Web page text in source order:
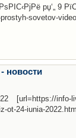
рџ‘„ 9
sovetov-
новости
info-
ot-24-iunia-